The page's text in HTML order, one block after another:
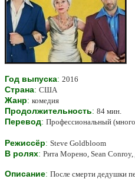
Год выпуска: 2016
Страна: США
Жанр: комедия
Продолжительность: 84 мин.
Перевод: Профессиональный
Режиссёр: Steve Goldbloom
В ролях: Рита Морено, Sean
Описание: После смерти дедушки